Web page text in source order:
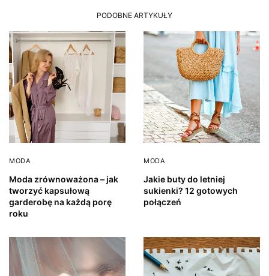
PODOBNE ARTYKUŁY
MODA
Moda zrównoważona – jak
tworzyć kapsułową
garderobę na każdą porę
roku
MODA
Jakie buty do letniej
sukienki? 12 gotowych
połączeń